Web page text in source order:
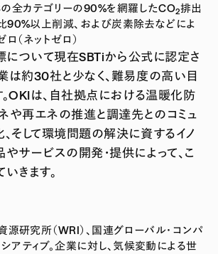
の全カテゴリーの90%を網羅したCO2排出
以上削減、および炭素除去などによ
（ネットゼロ）
標について現在SBTiから公式に認定さ
は約30社と少なく、難易度の高い目
。OKIは、自社拠点における温暖化防
や再エネの推進と調達先とのコミュ
そして環境問題の解決に資するイノ
サービスの開発・提供によって、こ
きます。
源研究所（WRI）、国連グローバル・コンパ
アティブ。企業に対し、気候変動による世